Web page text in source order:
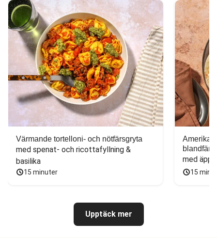
Värmande tortelloni- och nötfärsgryta
med spenat- och ricottafyllning &
basilika
15 minuter
blandfärs
med
15
Upptäck mer